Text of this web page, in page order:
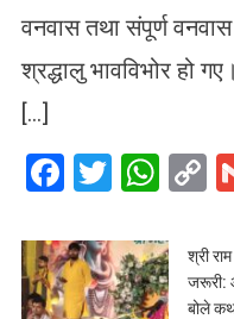
वनवास तथा संपूर्ण
श्रद्धालु भावविभोर हो
[…]
Facebook
Twitter
​श्री
जरूरी:
बोले